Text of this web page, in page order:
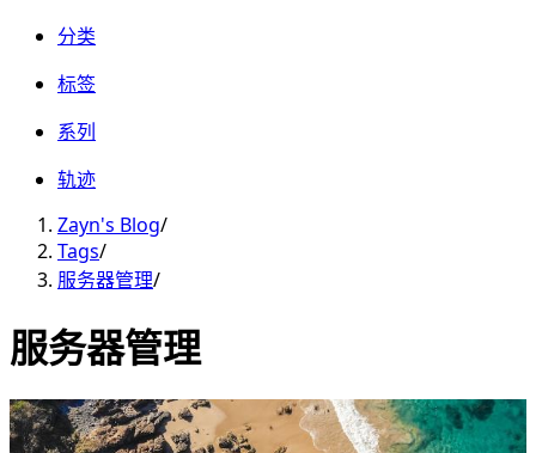
分类
标签
系列
轨迹
Zayn's Blog/
Tags/
服务器管理/
服务器管理